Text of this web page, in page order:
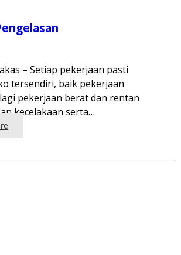
– Setiap pekerjaan pasti
tersendiri, baik pekerjaan
pekerjaan berat dan rentan
kecelakaan serta…